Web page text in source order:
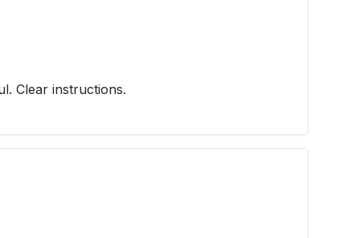
Clear instructions.